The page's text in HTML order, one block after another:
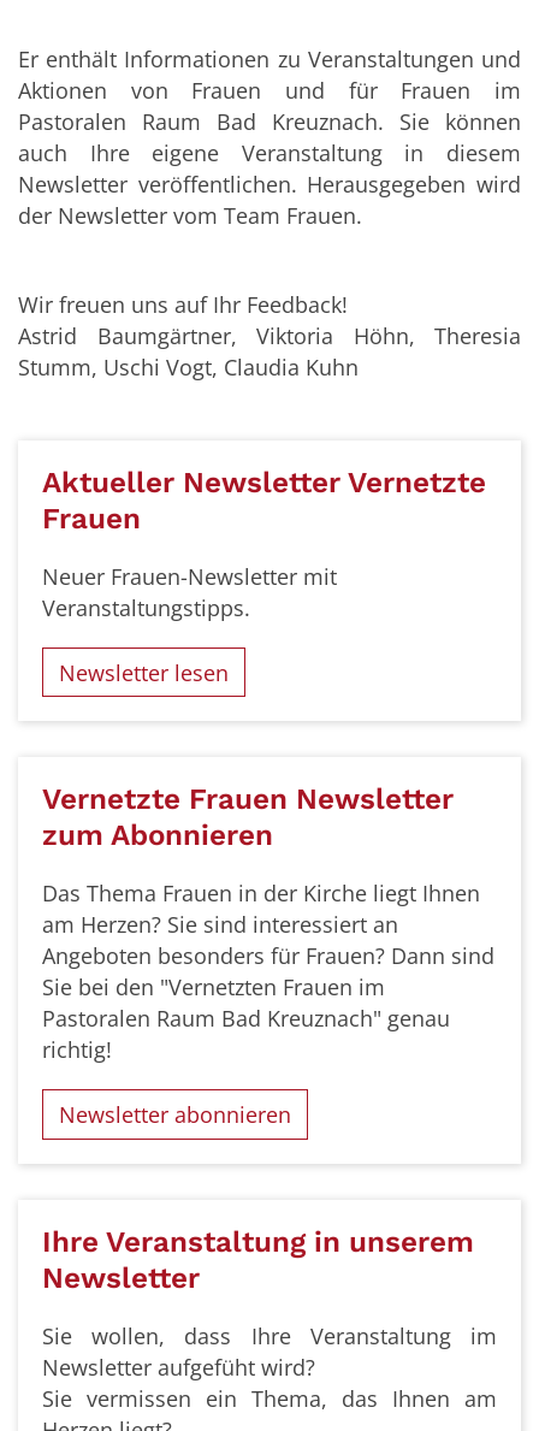
Er enthält Informationen zu Veranstaltungen und
Aktionen von Frauen und für Frauen im
Pastoralen Raum Bad Kreuznach. Sie können
auch Ihre eigene Veranstaltung in diesem
Newsletter veröffentlichen. Herausgegeben wird
der Newsletter vom Team Frauen.
Wir freuen uns auf Ihr Feedback!
Astrid Baumgärtner, Viktoria Höhn, Theresia
Stumm, Uschi Vogt, Claudia Kuhn
Aktueller Newsletter Vernetzte
Frauen
Neuer Frauen-Newsletter mit
Veranstaltungstipps.
Newsletter lesen
Vernetzte Frauen Newsletter
zum Abonnieren
Das Thema Frauen in der Kirche liegt Ihnen
am Herzen? Sie sind interessiert an
Angeboten besonders für Frauen? Dann sind
Sie bei den "Vernetzten Frauen im
Pastoralen Raum Bad Kreuznach" genau
richtig!
Newsletter abonnieren
Ihre Veranstaltung in unserem
Newsletter
Sie wollen, dass Ihre Veranstaltung im
Newsletter aufgefüht wird?
Sie vermissen ein Thema, das Ihnen am